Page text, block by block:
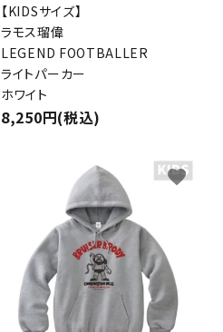
【KIDSサイズ】
ラモス瑠偉
LEGEND FOOTBALLER
ライトパーカー
ホワイト
8,250円(税込)
favorite